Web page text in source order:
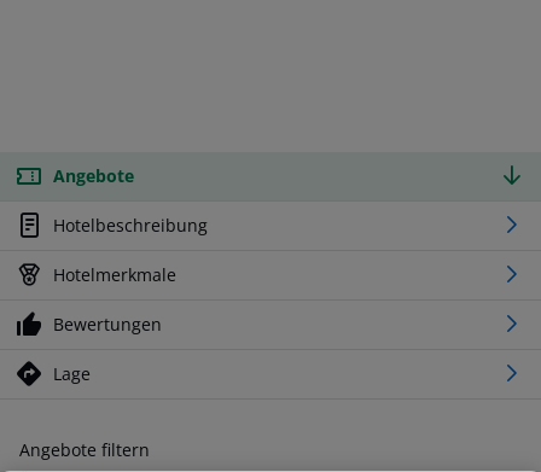
Angebote
Hotelbeschreibung
Hotelmerkmale
Bewertungen
Lage
Angebote filtern